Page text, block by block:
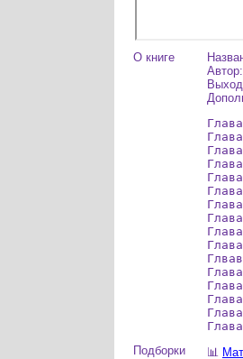
О книге
Автор:
Подборки 📊